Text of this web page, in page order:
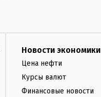
Новости экономики
Цена нефти
Курсы валют
Финансовые новости